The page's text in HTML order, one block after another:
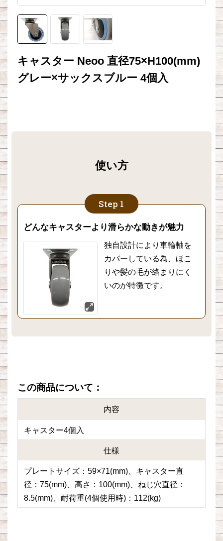
キャスター Neoo 直径75×H100(mm)
グレー×サックスブルー 4個入
使い方
どんなキャスターより滑らかな動きが魅力
独自設計により車輪軸を
カバーしている為、ほこ
りや髪の毛が絡まりにく
いのが特徴です。
この商品について：
内容
キャスター4個入
仕様
プレートサイズ：59×71(mm)、キャスター直
径：75(mm)、高さ：100(mm)、ねじ穴直径：
8.5(mm)、耐荷重(4個使用時)：112(kg)